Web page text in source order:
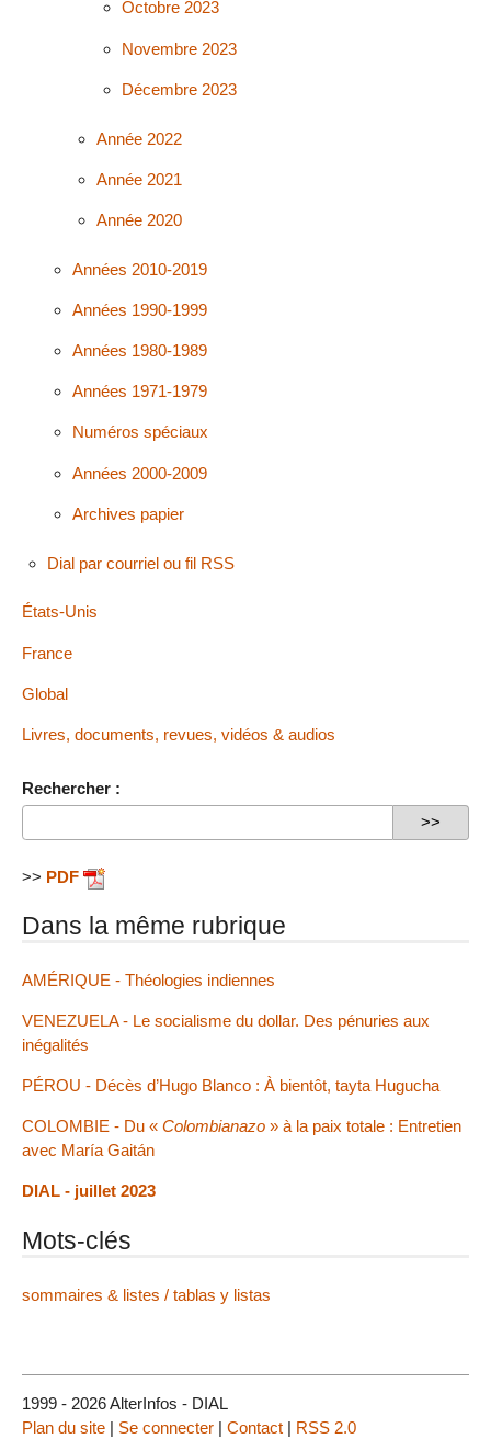
Octobre 2023
Novembre 2023
Décembre 2023
Année 2022
Année 2021
Année 2020
Années 2010-2019
Années 1990-1999
Années 1980-1989
Années 1971-1979
Numéros spéciaux
Années 2000-2009
Archives papier
Dial par courriel ou fil RSS
États-Unis
France
Global
Livres, documents, revues, vidéos & audios
Rechercher :
>> PDF
Dans la même rubrique
AMÉRIQUE - Théologies indiennes
VENEZUELA - Le socialisme du dollar. Des pénuries aux
inégalités
PÉROU - Décès d’Hugo Blanco : À bientôt, tayta Hugucha
COLOMBIE - Du « Colombianazo » à la paix totale : Entretien
avec María Gaitán
DIAL - juillet 2023
Mots-clés
sommaires & listes / tablas y listas
1999 - 2026 AlterInfos - DIAL
Plan du site | Se connecter | Contact | RSS 2.0